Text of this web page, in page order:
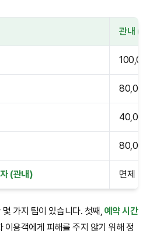
관내 (
80,000
40,000
80,000
(관내) 면제
가지 팁이 있습니다. 첫째, 예약 시간
이용객에게 피해를 주지 않기 위해 정